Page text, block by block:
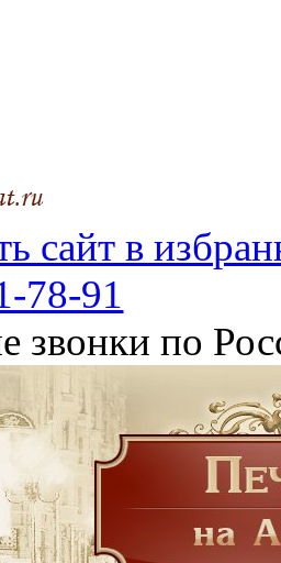
сайт в
78-91
звонки по